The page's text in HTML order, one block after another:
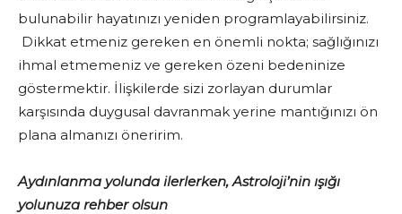
bulunabilir hayatınızı yeniden programlayabilirsiniz.
Dikkat etmeniz gereken en önemli nokta; sağlığınızı
ihmal etmemeniz ve gereken özeni bedeninize
göstermektir. İlişkilerde sizi zorlayan durumlar
karşısında duygusal davranmak yerine mantığınızı ön
plana almanızı öneririm.
Aydınlanma yolunda ilerlerken, Astroloji’nin ışığı
yolunuza rehber olsun